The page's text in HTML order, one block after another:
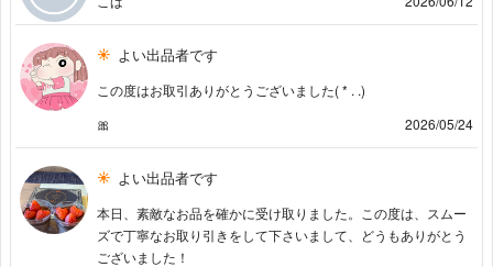
よい出品者です
この度はお取引ありがとうございました( * . .)
🎀
2026/05/24
よい出品者です
本日、素敵なお品を確かに受け取りました。この度は、スムー
ズで丁寧なお取り引きをして下さいまして、どうもありがとう
ございました！